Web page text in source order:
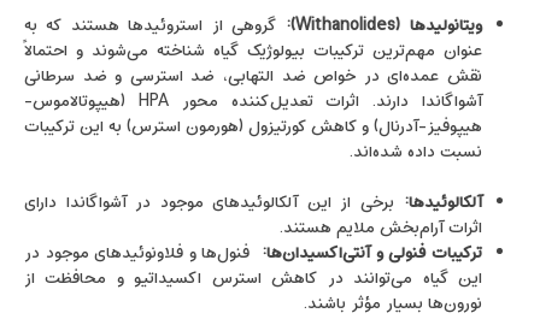
ویتانولیدها (Withanolides)
: گروهی از استروئیدها هستند که به
‌عنوان مهم‌ترین ترکیبات بیولوژیک گیاه شناخته می‌شوند و احتمالاً
نقش عمده‌ای در خواص ضد التهابی، ضد استرسی و ضد سرطانی
آشواگاندا دارند. اثرات تعدیل‌کننده محور HPA (هیپوتالاموس-
هیپوفیز-آدرنال) و کاهش کورتیزول (هورمون استرس) به این ترکیبات
نسبت داده شده‌اند.
آلکالوئیدها: برخی از این آلکالوئیدهای موجود در آشواگاندا دارای
اثرات آرام‌بخش ملایم هستند.
ترکیبات فنولی و آنتی‌اکسیدان‌ها: فنول‌ها و فلاونوئیدهای موجود در
این گیاه می‌توانند در کاهش استرس اکسیداتیو و محافظت از
نورون‌ها بسیار مؤثر باشند.